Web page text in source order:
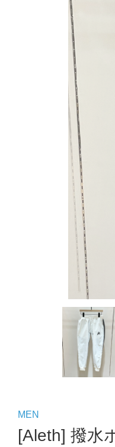
MEN
[Aleth] 撥水